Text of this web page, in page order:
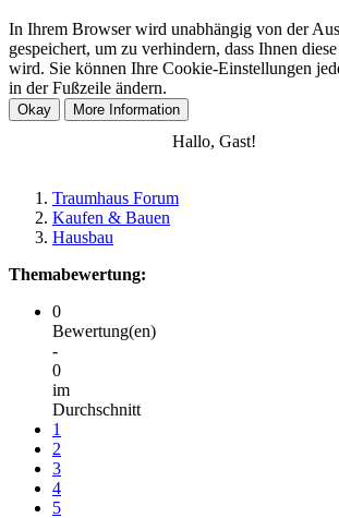
In Ihrem Browser wird unabhängig von der
gespeichert, um zu verhindern, dass Ihnen
wird. Sie können Ihre Cookie-Einstellungen
in der Fußzeile ändern.
Hallo, Gast!
Traumhaus Forum
Kaufen & Bauen
Hausbau
Themabewertung:
0
Bewertung(en)
-
0
im
Durchschnitt
1
2
3
4
5